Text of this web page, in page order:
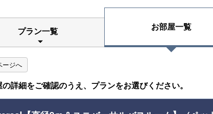
プラン一覧 お部屋一覧
ージへ
詳細をご確認のうえ、プランをお選びください。